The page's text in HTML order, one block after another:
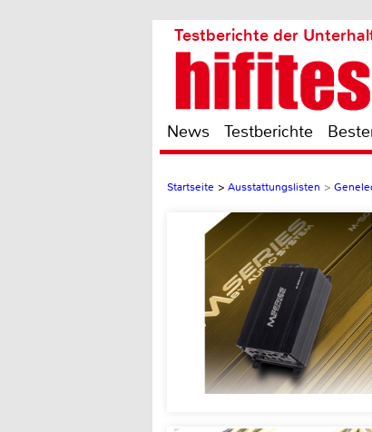
Testberichte der
News Testberichte
Startseite > Ausstattungslisten >